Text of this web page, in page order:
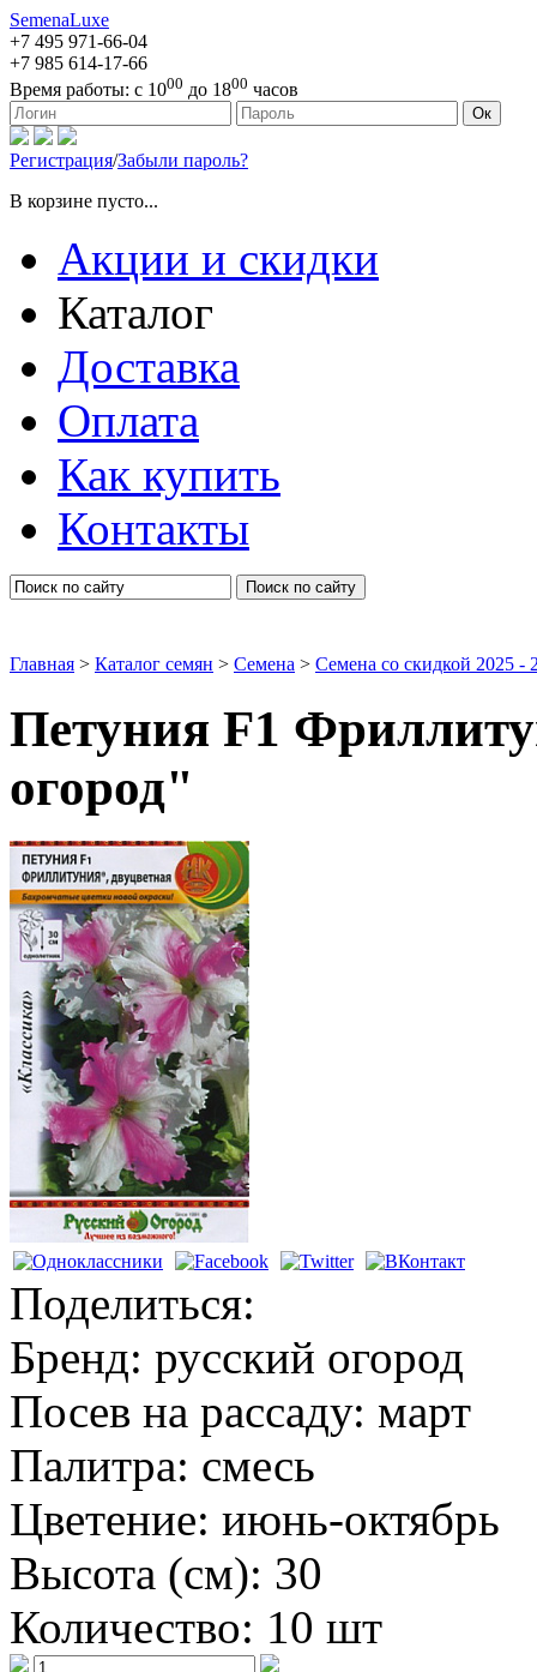
SemenaLuxe
+7 495 971-66-04
+7 985 614-17-66
Время работы: с 1000 до 1800 часов
127473, г. Москва, ул. Краснопролетарская, д. 16, стр. 1 Ок
Регистрация/Забыли пароль?
В корзине пусто...
Акции и скидки
Каталог
Доставка
Оплата
Как купить
Контакты
Поиск по сайту
Главная > Каталог семян > Семена > Семена со скидкой 2025 -
Петуния F1
огород"
Семена цветов
Поделиться:
Бренд: русский огород
Посев на рассаду: март
Палитра: смесь
Цветение: июнь-октябрь
Высота (см): 30
Количество: 10 шт